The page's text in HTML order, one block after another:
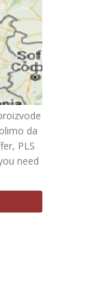
da
PLS
need